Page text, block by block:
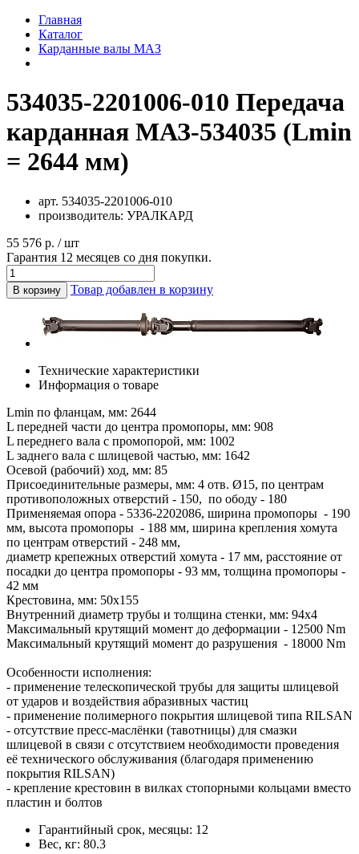
Главная
Каталог
Карданные валы МАЗ
534035-2201006-010 Передача
карданная МАЗ-534035 (Lmin
= 2644 мм)
арт. 534035-2201006-010
производитель: УРАЛКАРД
55 576 р. / шт
Гарантия 12 месяцев со дня покупки.
В корзину Товар добавлен в корзину
Технические характеристики
Информация о товаре
Lmin по фланцам, мм: 2644
L передней части до центра промопоры, мм: 908
L переднего вала с промопорой, мм: 1002
L заднего вала с шлицевой частью, мм: 1642
Осевой (рабочий) ход, мм: 85
Присоединительные размеры, мм: 4 отв. Ø15, по центрам
противоположных отверстий - 150, по ободу - 180
Применяемая опора - 5336-2202086, ширина промопоры - 190
мм, высота промопоры - 188 мм, ширина крепления хомута
по центрам отверстий - 248 мм,
диаметр крепежных отверстий хомута - 17 мм, расстояние от
посадки до центра промопоры - 93 мм, толщина промопоры -
42 мм
Крестовина, мм: 50х155
Внутренний диаметр трубы и толщина стенки, мм: 94х4
Максимальный крутящий момент до деформации - 12500 Nm
Максимальный крутящий момент до разрушения - 18000 Nm
Особенности исполнения:
- применение телескопической трубы для защиты шлицевой
от ударов и воздействия абразивных частиц
- применение полимерного покрытия шлицевой типа RILSAN
- отсутствие пресс-маслёнки (тавотницы) для смазки
шлицевой в связи с отсутствием необходимости проведения
её технического обслуживания (благодаря применению
покрытия RILSAN)
- крепление крестовин в вилках стопорными кольцами вместо
пластин и болтов
Гарантийный срок, месяцы: 12
Вес, кг: 80.3